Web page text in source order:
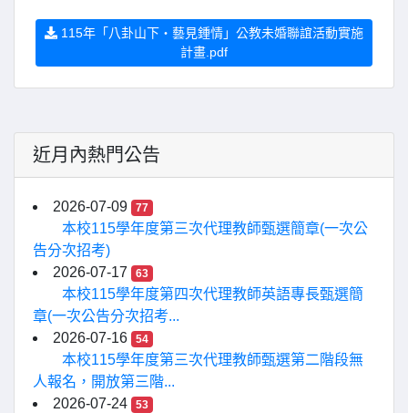
115年「八卦山下・藝見鍾情」公教未婚聯誼活動實施
計畫.pdf
近月內熱門公告
2026-07-09 77
本校115學年度第三次代理教師甄選簡章(一次公
告分次招考)
2026-07-17
63
本校115學年度第四次代理教師英語專長甄選簡
章(一次公告分次招考...
2026-07-16
54
本校115學年度第三次代理教師甄選第二階段無
人報名，開放第三階...
2026-07-24
53